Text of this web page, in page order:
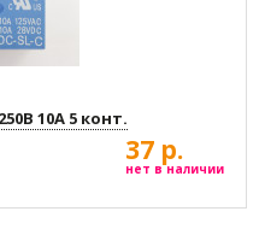
10А 5 конт.
37 р.
нет в наличии